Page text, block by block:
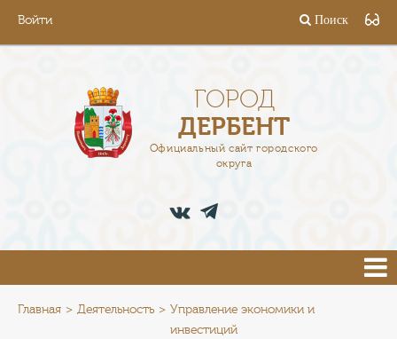
Войти Поиск
ГОРОД
ДЕРБЕНТ
Официальный сайт городского
округа
АДМИНИСТРАЦИЯ
ПРЕСС-ЦЕНТР
Главная Деятельность
Управление экономики и
инвестиций